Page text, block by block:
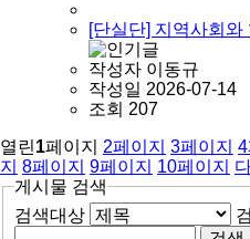
[단실단] 지역사회
작성자 이동규
작성일 2026-07-14
조회 207
열린1페이지 2페이지 3페이지 4
지 8페이지 9페이지 10페이지
게시물 검색
검색대상